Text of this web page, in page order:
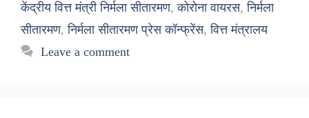
केंद्रीय वित्त मंत्री निर्मला सीतारमण,कोरोना वायरस,निर्मला
सीतारमण,निर्मला सीतारमण प्रेस कॉन्फ्रेंस,वित्त मंत्रालय
Leave a comment